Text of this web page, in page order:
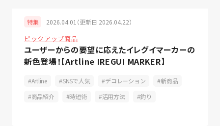
特集 2026.04.01（更新日 2026.04.22）
ピックアップ商品
ユーザーからの要望に応えたイレグイマーカーの
新色登場！【Artline IREGUI MARKER】
Artline SNSで人気 デコレーション
新商品
商品紹介
時短術 活用方法 釣り